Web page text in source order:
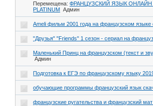
Перемещена: ФРАНЦУЗСКИЙ ЯЗЫК ОНЛАЙН у
PLATINUM
Админ
Ameli фильм 2001 года на французском языке
"Друзья" "Friends" 1 сезон - сериал на
Маленький Принц на французском (текст и
Админ
Подготовка к ЕГЭ по французскому языку
обучающие программы французский язык
французские ругательства и французский